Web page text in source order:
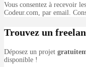
Vous consentez à recevoir
Codeur.com, par email.
Trouvez un
Déposez un projet
disponible !